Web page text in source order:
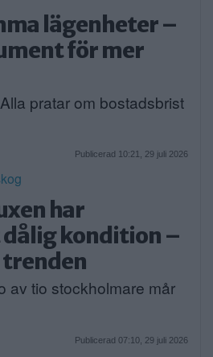
lägenheter –
för mer
pratar om bostadsbrist
Publicerad 10:21, 29 juli 2026
har
kondition –
trenden
av tio stockholmare mår
Publicerad 07:10, 29 juli 2026